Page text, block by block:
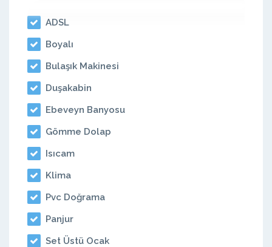
ADSL
Boyalı
Bulaşık Makinesi
Duşakabin
Ebeveyn Banyosu
Gömme Dolap
Isıcam
Klima
Pvc Doğrama
Panjur
Set Üstü Ocak